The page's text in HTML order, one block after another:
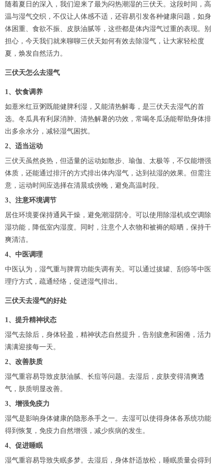
随着夏日的深入，我们迎来了最为闷热潮湿的三伏天。这段时间，高
温与湿气交织，不仅让人体感不适，还容易引发各种健康问题，如身
体困重、食欲不振、皮肤油腻等，这些都是体内湿气过重的表现。别
担心，今天我们就来聊聊三伏天如何有效去除湿气，让大家轻松度
夏，焕发自然活力。
三伏天怎么去湿气
1、饮食调养
如薏米红豆粥既能健脾利湿，又能清热解毒，是三伏天去湿气的首
选。冬瓜具有利尿消肿、清热解暑的功效，常喝冬瓜汤能帮助身体排
出多余水分，减轻湿气困扰。
2、适当运动
三伏天虽然炎热，但适量的运动如散步、瑜伽、太极等，不仅能增强
体质，还能通过排汗的方式排出体内湿气，达到祛湿的效果。但需注
意，运动时间应选择在清晨或傍晚，避免高温时段。
3、注意环境调节
居住环境要保持通风干燥，避免潮湿阴冷。可以使用除湿机或空调除
湿功能，降低室内湿度。同时，注意个人衣物和被褥的晾晒，保持干
爽清洁。
4、中医调理
中医认为，湿气重与脾胃功能失调有关。可以通过拔罐、刮痧等中医
理疗方式，疏通经络，促进湿气排出。
三伏天去湿气的好处
1、提升精神状态
湿气去除后，身体轻盈，精神状态自然提升，告别疲惫和困倦，活力
满满迎接每一天。
2、改善肤质
湿气重容易导致皮肤油腻、长痘等问题。去湿后，皮肤变得清爽透
气，肤质明显改善。
3、增强免疫力
湿气是影响身体健康的隐形杀手之一。去湿可以使得身体各系统功能
得到恢复，免疫力自然增强，减少疾病的发生。
4、促进睡眠
湿气重容易导致失眠多梦。去湿后，身体舒适放松，睡眠质量会得到